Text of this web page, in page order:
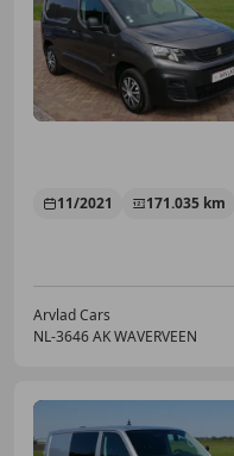
11/2021 171.035 km
Arvlad Cars
NL-3646 AK WAVERVEEN